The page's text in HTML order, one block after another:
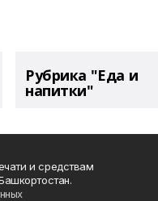
Рубрика "Еда и
напитки"
и средствам